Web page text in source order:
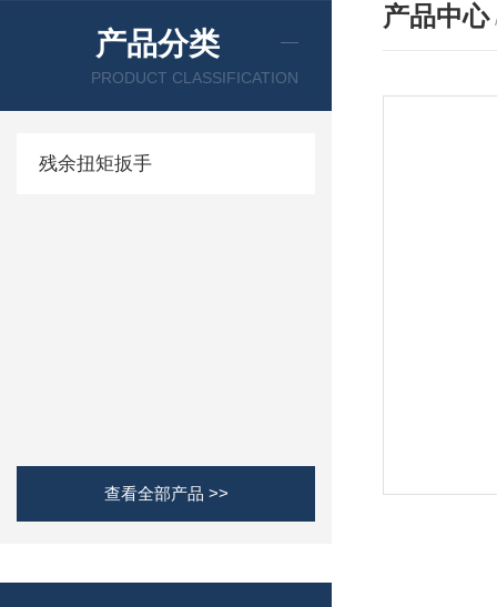
产品分类
PRODUCT CLASSIFICATION
残余扭矩扳手
查看全部产品 >>
产品中心